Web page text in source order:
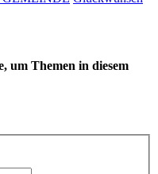
um Themen in diesem